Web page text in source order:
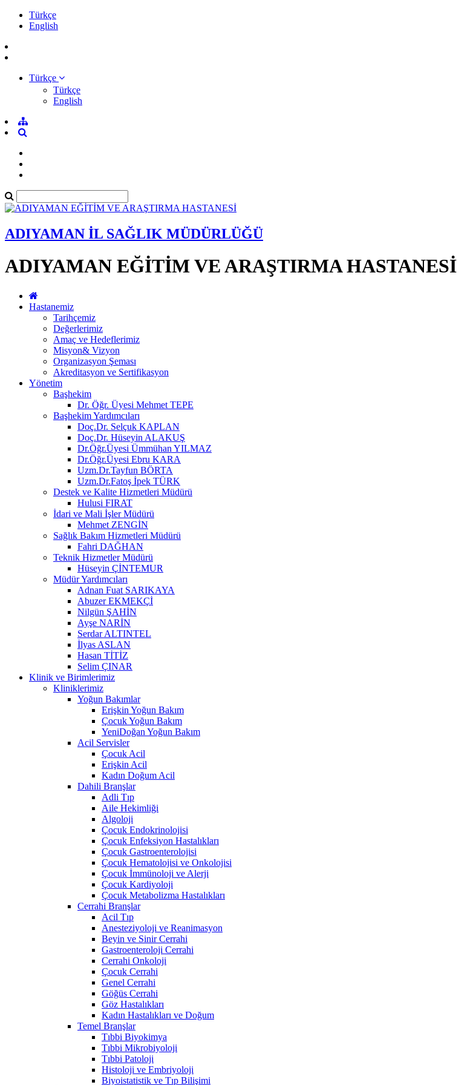
Türkçe
English
Türkçe
Türkçe
English
ADIYAMAN İL SAĞLIK MÜDÜRLÜĞÜ
ADIYAMAN EĞİTİM VE ARAŞTIRMA HASTANESİ
Hastanemiz
Tarihçemiz
Değerlerimiz
Amaç ve Hedeflerimiz
Misyon& Vizyon
Organizasyon Şeması
Akreditasyon ve Sertifikasyon
Yönetim
Başhekim
Dr. Öğr. Üyesi Mehmet TEPE
Başhekim Yardımcıları
Doç.Dr. Selçuk KAPLAN
Doç.Dr. Hüseyin ALAKUŞ
Dr.Öğr.Üyesi Ümmühan YILMAZ
Dr.Öğr.Üyesi Ebru KARA
Uzm.Dr.Tayfun BÖRTA
Uzm.Dr.Fatoş İpek TÜRK
Destek ve Kalite Hizmetleri Müdürü
Hulusi FIRAT
İdari ve Mali İşler Müdürü
Mehmet ZENGİN
Sağlık Bakım Hizmetleri Müdürü
Fahri DAĞHAN
Teknik Hizmetler Müdürü
Hüseyin ÇİNTEMUR
Müdür Yardımcıları
Adnan Fuat SARIKAYA
Abuzer EKMEKÇİ
Nilgün ŞAHİN
Ayşe NARİN
Serdar ALTINTEL
İlyas ASLAN
Hasan TİTİZ
Selim ÇINAR
Klinik ve Birimlerimiz
Kliniklerimiz
Yoğun Bakımlar
Erişkin Yoğun Bakım
Çocuk Yoğun Bakım
YeniDoğan Yoğun Bakım
Acil Servisler
Çocuk Acil
Erişkin Acil
Kadın Doğum Acil
Dahili Branşlar
Adli Tıp
Aile Hekimliği
Algoloji
Çocuk Endokrinolojisi
Çocuk Enfeksiyon Hastalıkları
Çocuk Gastroenterolojisi
Çocuk Hematolojisi ve Onkolojisi
Çocuk İmmünoloji ve Alerji
Çocuk Kardiyoloji
Çocuk Metabolizma Hastalıkları
Cerrahi Branşlar
Acil Tıp
Anesteziyoloji ve Reanimasyon
Beyin ve Sinir Cerrahi
Gastroenteroloji Cerrahi
Cerrahi Onkoloji
Çocuk Cerrahi
Genel Cerrahi
Göğüs Cerrahi
Göz Hastalıkları
Kadın Hastalıkları ve Doğum
Temel Branşlar
Tıbbi Biyokimya
Tıbbi Mikrobiyoloji
Tıbbi Patoloji
Histoloji ve Embriyoloji
Biyoistatistik ve Tıp Bilişimi